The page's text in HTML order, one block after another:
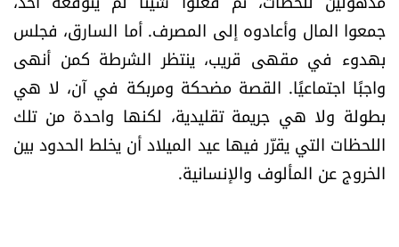
جمعوا المال وأعادوه إلى المصرف. أما السارق، فجلس
بهدوء في مقهى قريب، ينتظر الشرطة كمن أنهى
واجبًا اجتماعيًا. القصة مضحكة ومربكة في آن، لا هي
بطولة ولا هي جريمة تقليدية، لكنها واحدة من تلك
اللحظات التي يقرّر فيها عيد الميلاد أن يخلط الحدود بين
الخروج عن المألوف والإنسانية.